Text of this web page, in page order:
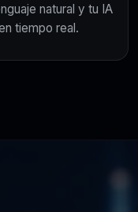
natural y tu IA
tiempo real.